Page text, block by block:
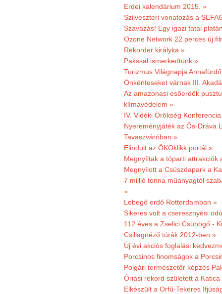
Erdei kalendárium 2015. »
Szilveszteri vonatozás a
Szavazás! Egy igazi tatai
Ozone Network 22 perces új
Rekorder királyka »
Pakssal ismerkedtünk »
Turizmus Világnapja
Önkénteseket várnak III.
Az amazonasi esőerdők
klímavédelem »
IV. Vidéki Örökség
Nyereményjáték az Ős-Dráva
Tavaszváróban »
Elindult az ÖKOklikk portál »
Megnyíltak a tóparti attrakciók
Megnyílott a Csúszdapark a
7 millió tonna műanyagtól
»
Lebegő erdő Rotterdamban »
Sikeres volt a cseresznyési
112 éves a Zselici Csühögő -
Csillagnéző túrák 2012-ben »
Új évi akciós foglalási
Porcsinos finomságok a
Polgári természetőr képzés
Óriási rekord született a Katica
Elkészült a Orfű-Tekeres